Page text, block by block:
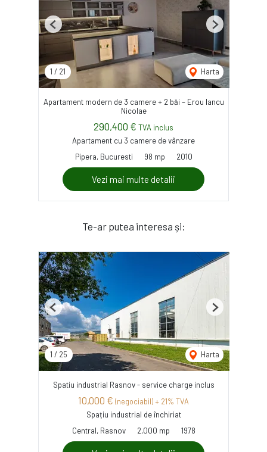
1 / 21 Harta
Previous Next
Apartament modern de 3 camere + 2 băi – Erou Iancu
Nicolae
290,400 € TVA inclus
Apartament cu 3 camere de vânzare
Pipera, Bucuresti
98 mp 2010
Vezi mai multe detalii
Te-ar putea interesa și:
1 / 25 Harta
Previous Next
Spatiu industrial Rasnov - service charge inclus
10,000 € (negociabil) + 21% TVA
Spațiu industrial de închiriat
Central, Rasnov
2,000 mp 1978